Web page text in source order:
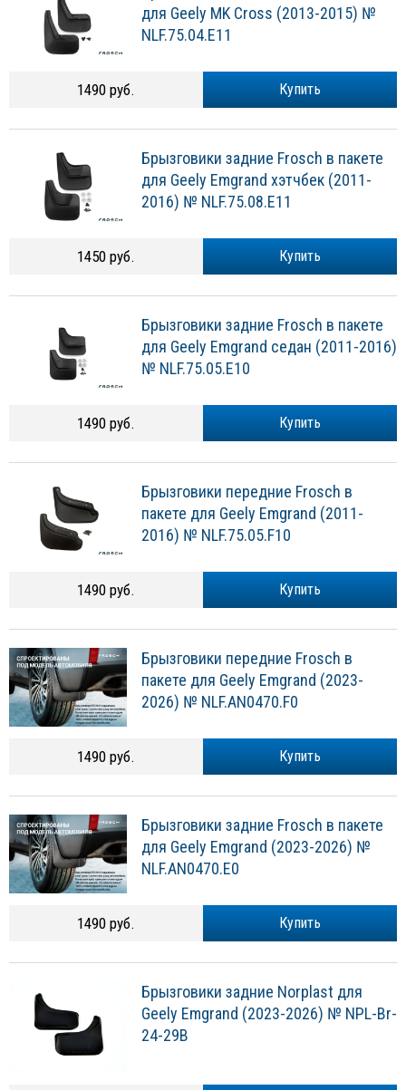
для Geely MK Cross (2013-2015) №
NLF.75.04.E11
Купить
1490 руб.
Брызговики задние Frosch в пакете
для Geely Emgrand хэтчбек (2011-
2016) № NLF.75.08.E11
Купить
1450 руб.
Брызговики задние Frosch в пакете
для Geely Emgrand седан (2011-2016)
№ NLF.75.05.E10
Купить
1490 руб.
Брызговики передние Frosch в
пакете для Geely Emgrand (2011-
2016) № NLF.75.05.F10
Купить
1490 руб.
Брызговики передние Frosch в
пакете для Geely Emgrand (2023-
2026) № NLF.AN0470.F0
Купить
1490 руб.
Брызговики задние Frosch в пакете
для Geely Emgrand (2023-2026) №
NLF.AN0470.E0
Купить
1490 руб.
Брызговики задние Norplast для
Geely Emgrand (2023-2026) № NPL-Br-
24-29B